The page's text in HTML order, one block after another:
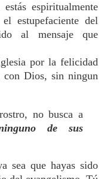
espiritualmente
estupefaciente del
al mensaje que
por la felicidad
con Dios, sin ningun
no busca a
de sus
sea que hayas sido